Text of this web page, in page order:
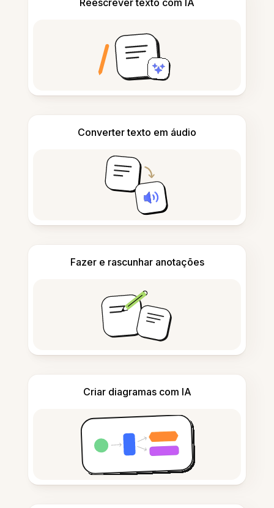
Reescrever texto com IA
Converter texto em áudio
Fazer e rascunhar anotações
Criar diagramas com IA